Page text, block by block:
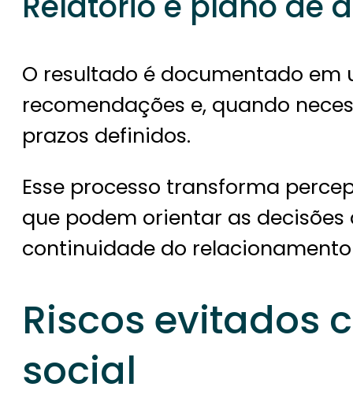
O resultado é documentado
recomendações e, quando
prazos definidos.
Esse processo transforma
que podem orientar as
continuidade do
Riscos evitados
social